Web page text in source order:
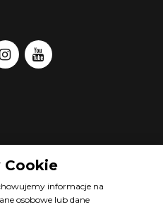
Cookie
informacje na
osobowe lub dane